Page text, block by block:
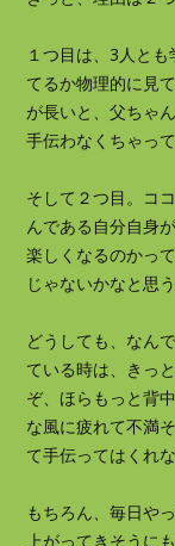
１つ目は、3人と
てるか物理的に見
が長いと、父ちゃ
手伝わなくちゃっ
そして２つ目。コ
んである自分自身
楽しくなるのかっ
じゃないかなと思
どうしても、なん
ている時は、きっ
ぞ、ほらもっと背
な風に疲れて不満
て手伝ってはくれ
もちろん、毎日や
上がってきそうに